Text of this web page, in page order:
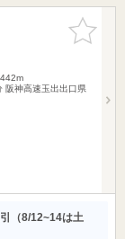
お気に入
りに追加
阪神高速玉出出口県
（8/12~14は土